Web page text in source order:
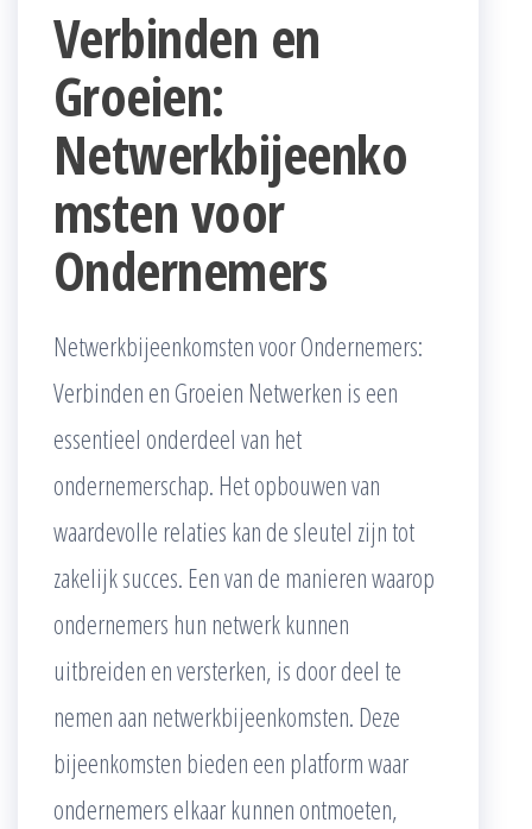
Verbinden en
Groeien:
Netwerkbijeenko
msten voor
Ondernemers
Netwerkbijeenkomsten voor Ondernemers:
Verbinden en Groeien Netwerken is een
essentieel onderdeel van het
ondernemerschap. Het opbouwen van
waardevolle relaties kan de sleutel zijn tot
zakelijk succes. Een van de manieren waarop
ondernemers hun netwerk kunnen
uitbreiden en versterken, is door deel te
nemen aan netwerkbijeenkomsten. Deze
bijeenkomsten bieden een platform waar
ondernemers elkaar kunnen ontmoeten,